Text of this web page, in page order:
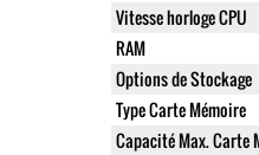
Vitesse horloge CPU
RAM
Options de Stockage
Type Carte Mémoire
Capacité Max. Carte